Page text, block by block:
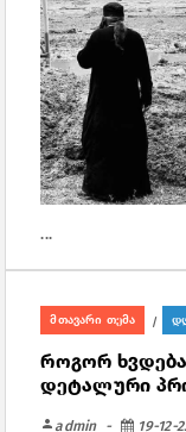
...
მთავარი თემა /
როგორ
დეტალური
person admin 19-12-